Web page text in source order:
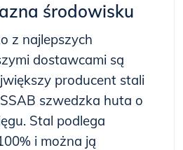
środowisku
z najlepszych
dostawcami są
producent stali
szwedzka huta o
Stal podlega
i można ją